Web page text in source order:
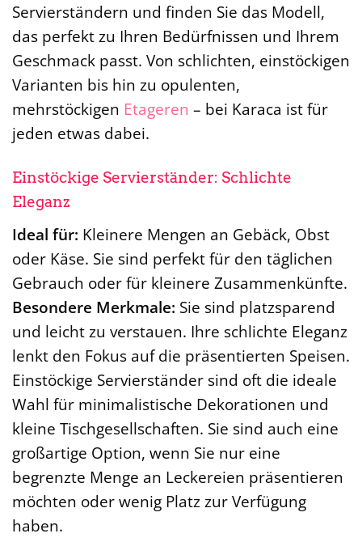
Servierständern und finden Sie das Modell,
das perfekt zu Ihren Bedürfnissen und Ihrem
Geschmack passt. Von schlichten, einstöckigen
Varianten bis hin zu opulenten,
mehrstöckigen Etageren – bei Karaca ist für
jeden etwas dabei.
Einstöckige Servierständer: Schlichte
Eleganz
Ideal für: Kleinere Mengen an Gebäck, Obst
oder Käse. Sie sind perfekt für den täglichen
Gebrauch oder für kleinere Zusammenkünfte.
Besondere Merkmale: Sie sind platzsparend
und leicht zu verstauen. Ihre schlichte Eleganz
lenkt den Fokus auf die präsentierten Speisen.
Einstöckige Servierständer sind oft die ideale
Wahl für minimalistische Dekorationen und
kleine Tischgesellschaften. Sie sind auch eine
großartige Option, wenn Sie nur eine
begrenzte Menge an Leckereien präsentieren
möchten oder wenig Platz zur Verfügung
haben.